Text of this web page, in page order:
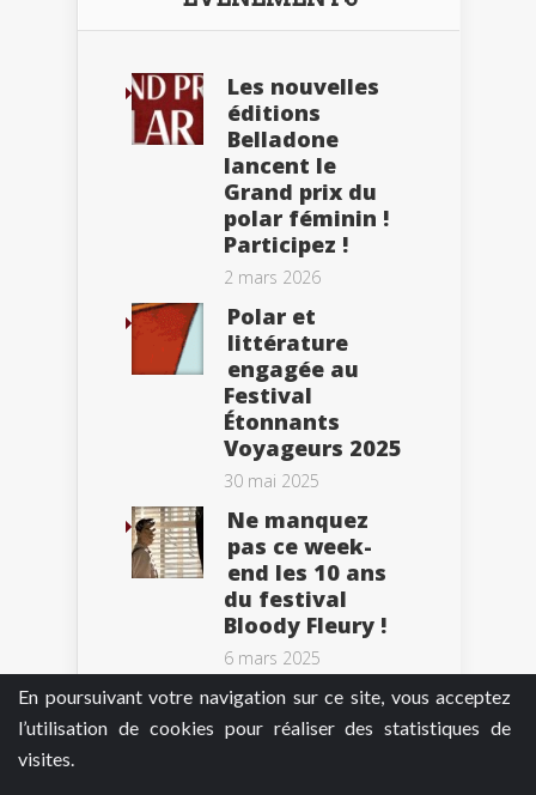
En poursuivant votre navigation sur ce site, vous acceptez
l’utilisation de cookies pour réaliser des statistiques de
visites.
Les nouvelles
éditions
Belladone
lancent le
Grand prix du
polar féminin !
Participez !
2 mars 2026
Polar et
littérature
engagée au
Festival
Étonnants
Voyageurs 2025
30 mai 2025
Ne manquez
pas ce week-
end les 10 ans
du festival
Bloody Fleury !
6 mars 2025